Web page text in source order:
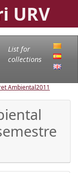
URV
List for
collections
Ambiental2011